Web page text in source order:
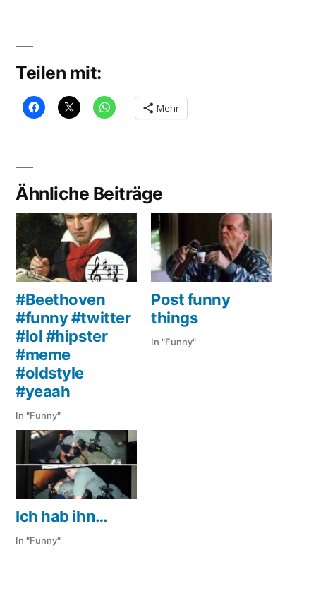
Teilen mit:
Mehr
Ähnliche Beiträge
#Beethoven
#funny #twitter
#lol #hipster
#meme
#oldstyle
#yeaah
In "Funny"
Post funny
things
In "Funny"
Ich hab ihn…
In "Funny"